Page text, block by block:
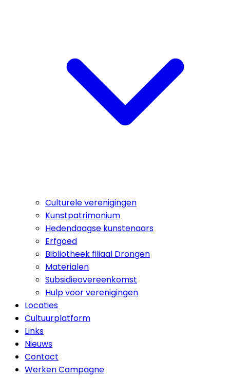
Culturele verenigingen
Kunstpatrimonium
Hedendaagse kunstenaars
Erfgoed
Bibliotheek filiaal Drongen
Materialen
Subsidieovereenkomst
Hulp voor verenigingen
Locaties
Cultuurplatform
Links
Nieuws
Contact
Werken Campagne